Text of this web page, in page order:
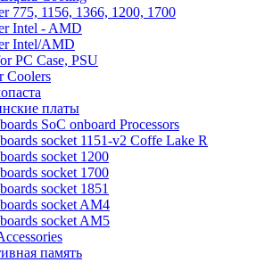
775, 1156, 1366, 1200, 1700
Intel - AMD
Intel/AMD
PC Case, PSU
Coolers
платы
SoC onboard Processors
socket 1151-v2 Coffe Lake R
socket 1200
socket 1700
socket 1851
socket AM4
socket AM5
память